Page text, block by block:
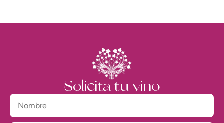
Solicita tu vino